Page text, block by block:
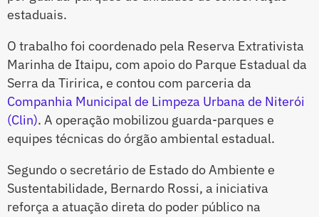
estaduais.
O trabalho foi coordenado pela Reserva Extrativista
Marinha de Itaipu, com apoio do Parque Estadual da
Serra da Tiririca, e contou com parceria da
Companhia Municipal de Limpeza Urbana de Niterói
(Clin). A operação mobilizou guarda-parques e
equipes técnicas do órgão ambiental estadual.
Segundo o secretário de Estado do Ambiente e
Sustentabilidade, Bernardo Rossi, a iniciativa
reforça a atuação direta do poder público na